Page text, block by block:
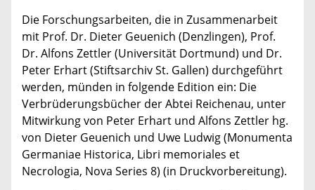
Die Forschungsarbeiten, die in Zusammenarbeit
mit Prof. Dr. Dieter Geuenich (Denzlingen), Prof.
Dr. Alfons Zettler (Universität Dortmund) und Dr.
Peter Erhart (Stiftsarchiv St. Gallen) durchgeführt
werden, münden in folgende Edition ein: Die
Verbrüderungsbücher der Abtei Reichenau, unter
Mitwirkung von Peter Erhart und Alfons Zettler hg.
von Dieter Geuenich und Uwe Ludwig (Monumenta
Germaniae Historica, Libri memoriales et
Necrologia, Nova Series 8) (in Druckvorbereitung).